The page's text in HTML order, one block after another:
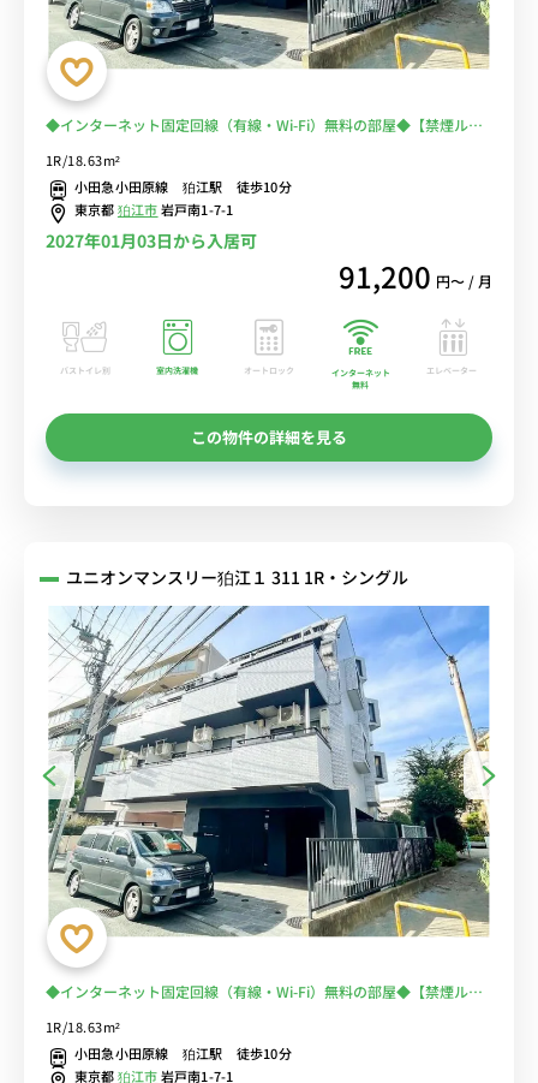
◆インターネット固定回線（有線・Wi-Fi）無料の部屋◆【禁煙ルー
電のあるお部屋/小田急小田原線利用で下北沢駅や新宿駅まで乗換な
しでアクセス
1R/18.63m²
小田急小田原線 狛江駅 徒歩10分
東京都狛江市岩戸南1-7-1
2027年01月03日から入居可
91,200 円〜 / 月
バストイレ別 室内洗濯機 オートロック
インターネット
無料
エレベーター
この物件の詳細を見る
ユニオンマンスリー狛江１ 311 1R・シングル
◆インターネット固定回線（有線・Wi-Fi）無料の部屋◆【禁煙ルー
小田原線利用で新百合ヶ丘駅や玉川学園前駅まで乗換なしでアクセス
可能■選べるWi-Fi格安レンタル中！
1R/18.63m²
小田急小田原線 狛江駅 徒歩10分
東京都狛江市岩戸南1-7-1